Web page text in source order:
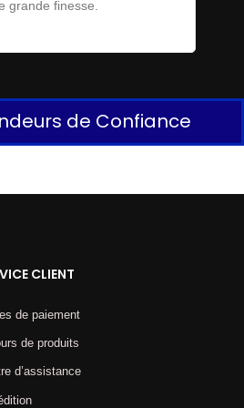
grande finesse.
de Confiance
CLIENT
de paiement
de produits
d’assistance